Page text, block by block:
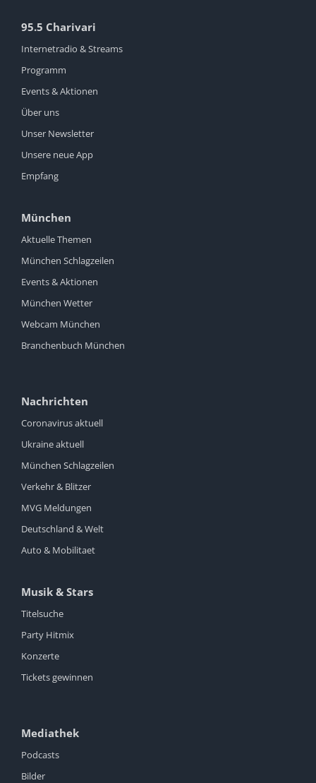
95.5 Charivari
Internetradio & Streams
Programm
Events & Aktionen
Über uns
Unser Newsletter
Unsere neue App
Empfang
München
Aktuelle Themen
München Schlagzeilen
Events & Aktionen
München Wetter
Webcam München
Branchenbuch München
Nachrichten
Coronavirus aktuell
Ukraine aktuell
München Schlagzeilen
Verkehr & Blitzer
MVG Meldungen
Deutschland & Welt
Auto & Mobilitaet
Musik & Stars
Titelsuche
Party Hitmix
Konzerte
Tickets gewinnen
Mediathek
Podcasts
Bilder